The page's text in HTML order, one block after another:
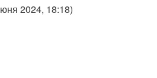
2024, 18:18)